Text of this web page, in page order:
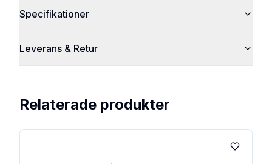
Specifikationer
Leverans & Retur
Relaterade produkter
Lägg till